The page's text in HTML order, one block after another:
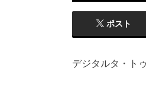
ポスト
デジタルタ・ト